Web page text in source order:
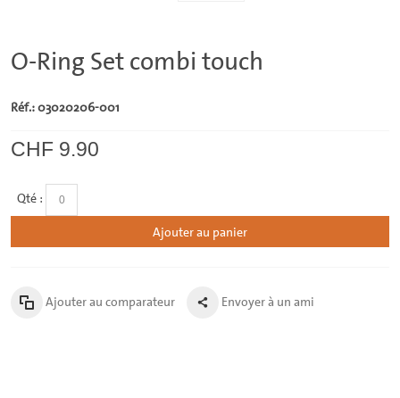
O-Ring Set combi touch
Réf.: 03020206-001
CHF 9.90
Qté :
Ajouter au panier
Ajouter au comparateur Envoyer à un ami